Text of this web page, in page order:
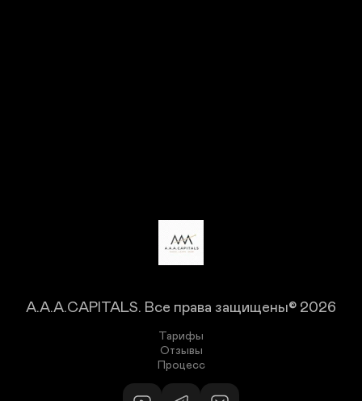
A.A.A.CAPITALS. Все права защищены© 2026
Тарифы
Отзывы
Процесс